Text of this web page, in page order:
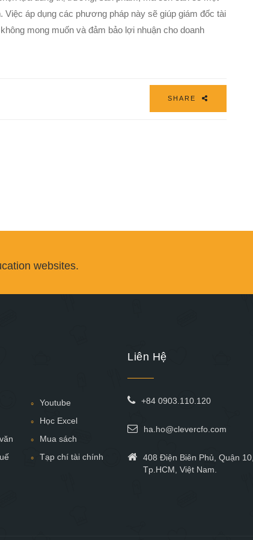
áp dụng các phương pháp này sẽ giúp giám đốc tài
mong muốn và đảm bảo lợi nhuận cho doanh
SHARE
websites.
Youtube
Học Excel
Mua sách
Tạp chí tài chính
Liên Hệ
+84 0903.110.120
ha.ho@clevercfo.com
408 Điện Biên Phủ, Quận 10,
Tp.HCM, Việt Nam.